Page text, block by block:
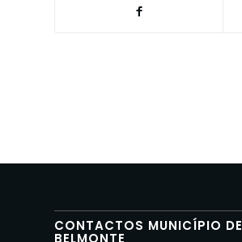
CONTACTOS MUNICÍPIO DE
BELMONTE